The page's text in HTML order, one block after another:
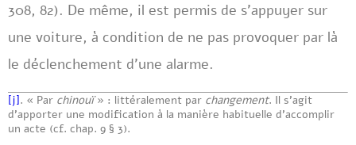
308, 82). De même, il est permis de s’appuyer sur
une voiture, à condition de ne pas provoquer par là
le déclenchement d’une alarme.
[j]. « Par chinouï» : littéralement par changement. Il s’agit
d’apporter une modification à la manière habituelle d’accomplir
un acte (cf. chap. 9 § 3).